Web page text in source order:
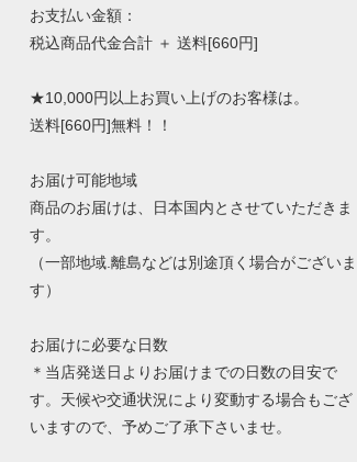
お支払い金額：
税込商品代金合計 ＋ 送料[660円]
★10,000円以上お買い上げのお客様は。
送料[660円]無料！！
お届け可能地域
商品のお届けは、日本国内とさせていただきま
す。
（一部地域.離島などは別途頂く場合がございま
す）
お届けに必要な日数
＊当店発送日よりお届けまでの日数の目安で
す。天候や交通状況により変動する場合もござ
いますので、予めご了承下さいませ。